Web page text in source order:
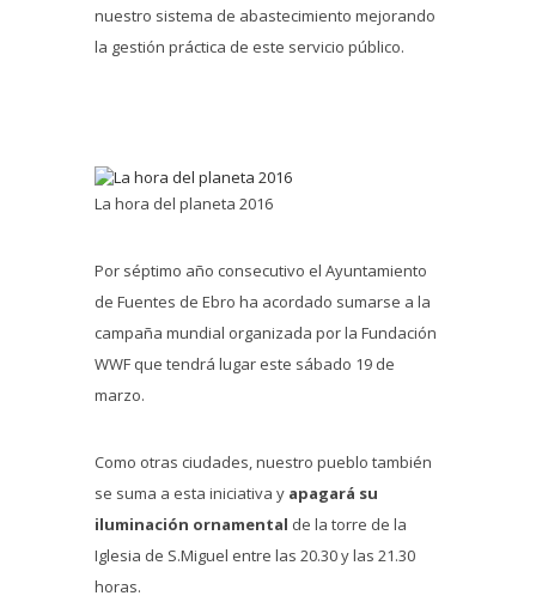
nuestro sistema de abastecimiento mejorando
la gestión práctica de este servicio público.
La hora del planeta 2016
Por séptimo año consecutivo el Ayuntamiento
de Fuentes de Ebro ha acordado sumarse a la
campaña mundial organizada por la Fundación
WWF que tendrá lugar este sábado 19 de
marzo.
Como otras ciudades, nuestro pueblo también
se suma a esta iniciativa y apagará su
iluminación ornamental de la torre de la
Iglesia de S.Miguel entre las 20.30 y las 21.30
horas.